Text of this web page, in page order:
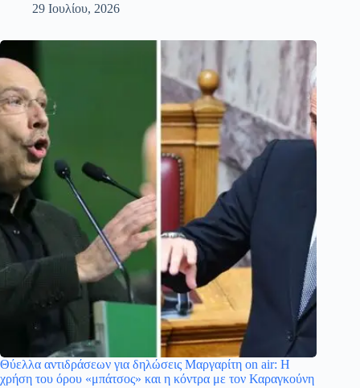
29 Ιουλίου, 2026
Θύελλα αντιδράσεων για δηλώσεις Μαργαρίτη on air: Η
χρήση του όρου «μπάτσος» και η κόντρα με τον Καραγκούνη